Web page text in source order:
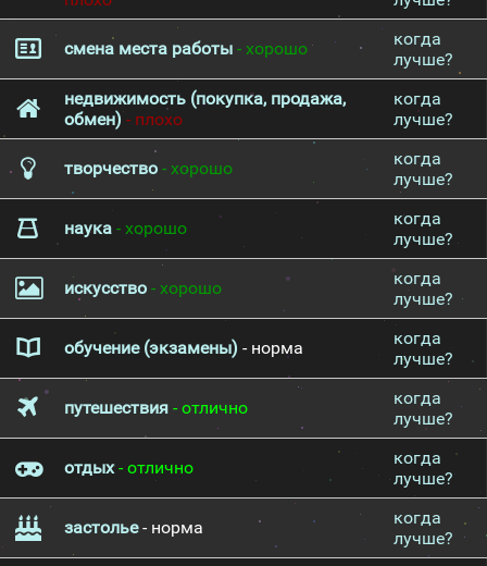
смена места работы - хорошо
когда
лучше?
недвижимость (покупка, продажа,
обмен)- плохо
когда
лучше?
творчество - хорошо
когда
лучше?
наука - хорошо
когда
лучше?
искусство - хорошо
когда
лучше?
обучение (экзамены) - норма
когда
лучше?
путешествия - отлично
когда
лучше?
отдых- отлично
когда
лучше?
застолье- норма
когда
лучше?